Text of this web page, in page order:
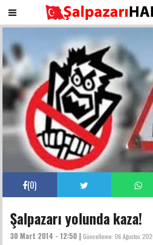
(0)
Şalpazarı yolunda kaza!
30 Mart 2014 - 12:50 | Güncelleme: 06 Ağustos